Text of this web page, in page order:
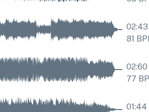
02:43
81
02:60
77
01:44